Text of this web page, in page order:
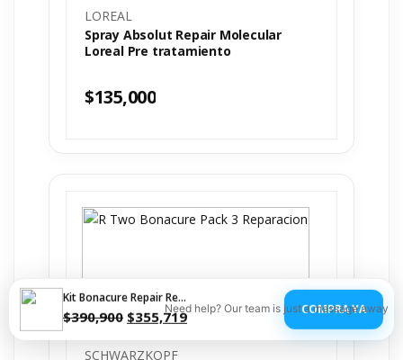
LOREAL
Spray Absolut Repair Molecular
Loreal Pre tratamiento
$135,000
SCHWARZKOPF
Kit Bonacure Repair Rescue XL Schwarzkopf
$390,900 $355,719 COMPRA YA
Need help? Our team is just a message away